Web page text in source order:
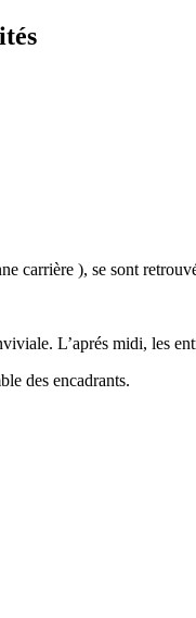
carrière ), se sont
L’aprés midi, les
des encadrants.